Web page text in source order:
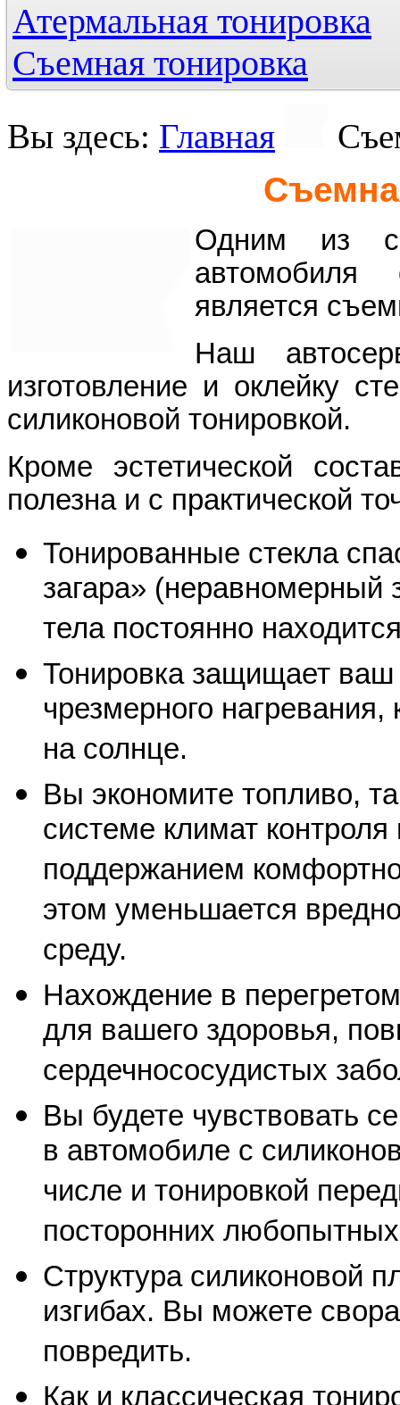
Атермальная тонировка
Съемная тонировка
Вы здесь: Главная
Одним из
является
Наш
изготовление и оклейку
силиконовой тонировкой.
Кроме эстетической
полезна и с практической
Тонированные стекла
загара» (неравномерный
тела постоянно
Тонировка защищает ваш
чрезмерного нагревания,
на солнце.
Вы экономите топливо,
системе климат
поддержанием
этом уменьшается
среду.
Нахождение в
для вашего здоровья,
сердечнососудистых
Вы будете чувствовать
в автомобиле с
числе и тонировкой
посторонних
Структура силиконовой
изгибах. Вы можете
повредить.
Как и классическая